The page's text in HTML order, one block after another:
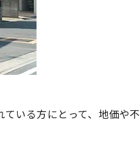
いる方にとって、地価や不